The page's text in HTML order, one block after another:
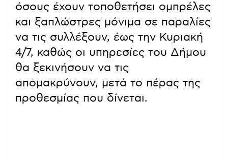
όσους έχουν τοποθετήσει ομπρέλες
και ξαπλώστρες μόνιμα σε παραλίες
να τις συλλέξουν, έως την Κυριακή
4/7, καθώς οι υπηρεσίες του Δήμου
θα ξεκινήσουν να τις
απομακρύνουν, μετά το πέρας της
προθεσμίας που δίνεται.